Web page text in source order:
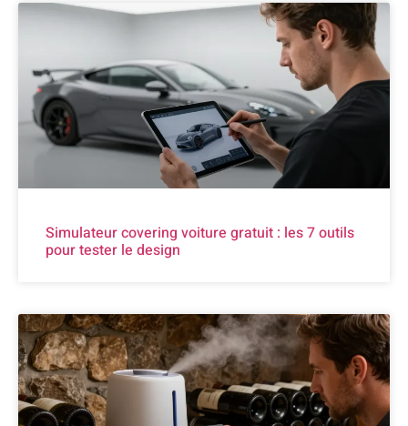
Simulateur covering voiture gratuit : les 7 outils
pour tester le design